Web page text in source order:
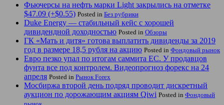
Фьючерсы на нефть марки Light закрылись на отметке
$47.09 (+$0.55) Posted in Без рубрики
Duke Energy — стабильный кейс с хорошей
дивидендной доходностью Posted in Обзоры
ГК «Мать и дитя» готова выплатить дивиденды за 2019
год в размере 18,5 рубля на акцию Posted in Фондовый рынок
Евро пезко упал по итогам саммита ЕС. У продавцов
фунта все под контролем. Видеопрогноз форекс на 24
апреля Posted in Рынок Forex
Мосбиржа второй день подряд проводит дискретный
аукцион по дорожающим акциям Qiwi Posted in Фондовый